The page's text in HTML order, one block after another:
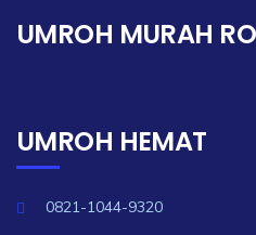
UMROH MURAH
UMROH HEMAT
0821-1044-9320